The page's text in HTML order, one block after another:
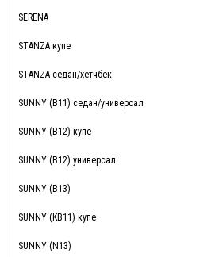
SERENA
STANZA купе
STANZA седан/хетчбек
SUNNY (B11) седан/универсал
SUNNY (B12) купе
SUNNY (B12) универсал
SUNNY (B13)
SUNNY (KB11) купе
SUNNY (N13)